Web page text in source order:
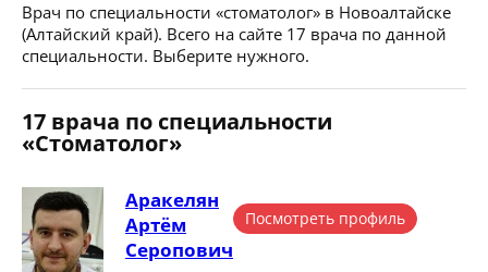
Врач по специальности «стоматолог» в Новоалтайске
(Алтайский край). Всего на сайте 17 врача по данной
специальности. Выберите нужного.
17 врача по специальности
«Стоматолог»
Аракелян
Артём
Серопович
Посмотреть профиль